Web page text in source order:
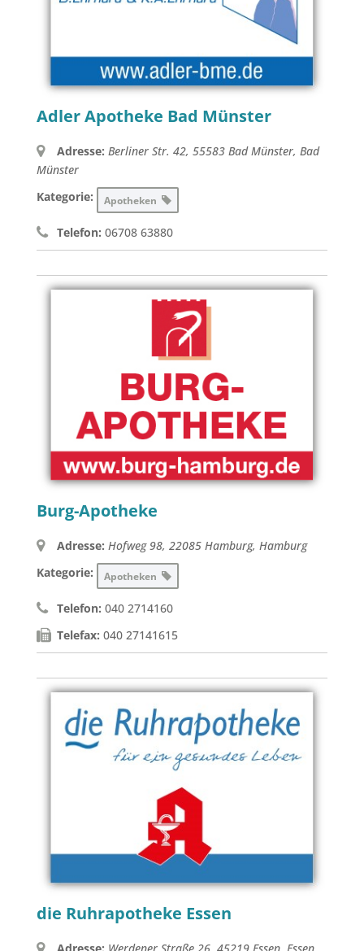
Adler Apotheke Bad Münster
Adresse: Berliner Str. 42, 55583 Bad Münster, Bad
Münster
Kategorie:
Apotheken
Telefon: 06708 63880
Burg-Apotheke
Adresse: Hofweg 98, 22085 Hamburg, Hamburg
Kategorie:
Apotheken
Telefon: 040 2714160
Telefax: 040 27141615
die Ruhrapotheke Essen
Adresse: Werdener Straße 26, 45219 Essen, Essen